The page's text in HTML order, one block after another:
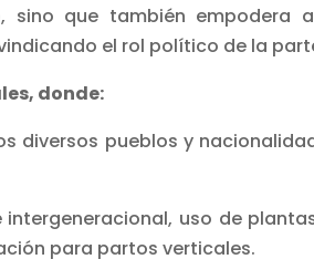
que también empodera
el rol político de la
donde:
diversos pueblos y
uso de
para partos verticales.